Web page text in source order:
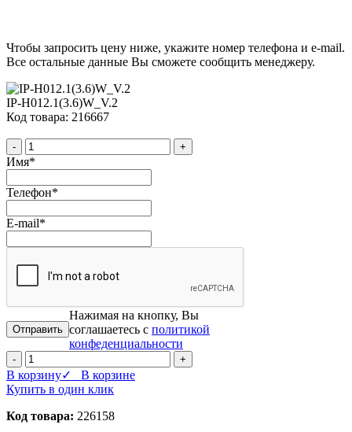
Чтобы запросить цену ниже, укажите номер телефона и e-mail.
Все остальные данные Вы сможете сообщить менеджеру.
IP-H012.1(3.6)W_V.2
Код товара: 216667
- +
Имя*
Телефон*
E-mail*
Нажимая на кнопку, Вы
соглашаетесь с политикой
конфеденциальности
- +
В корзину✓ В корзине
Купить в один клик
Код товара: 226158